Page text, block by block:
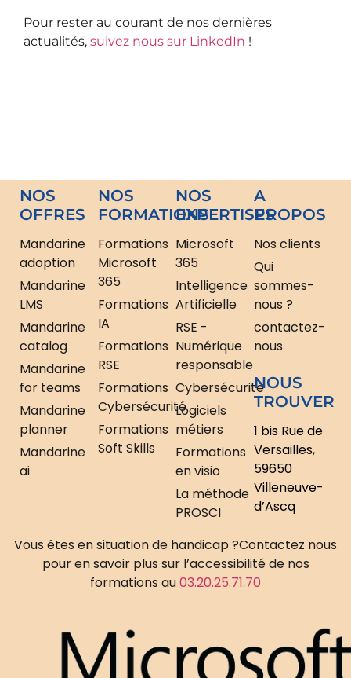
Pour rester au courant de nos dernières
actualités, suivez nous sur LinkedIn !
NOS
OFFRES
Mandarine
adoption
Mandarine
LMS
Mandarine
catalog
Mandarine
for teams
Mandarine
planner
Mandarine
ai
NOS
FORMATIONS
Formations
Microsoft
365
Formations
IA
Formations
RSE
Formations
Cybersécurité
Formations
Soft Skills
NOS
EXPERTISES
Microsoft
365
Intelligence
Artificielle
RSE -
Numérique
responsable
Cybersécurité
Logiciels
métiers
Formations
en visio
La méthode
PROSCI
A
PROPOS
Nos clients
Qui
sommes-
nous ?
contactez-
nous
NOUS
TROUVER
1 bis Rue de
Versailles,
59650
Villeneuve-
d’Ascq
Vous êtes en situation de handicap ?Contactez nous
pour en savoir plus sur l’accessibilité de nos
formations au03.20.25.71.70